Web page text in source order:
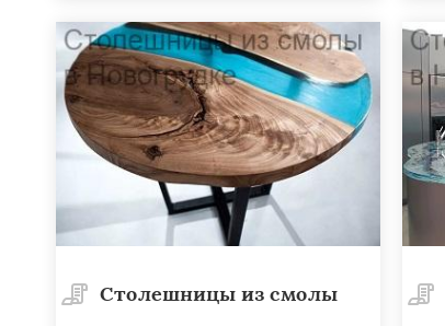
Столешницы из смолы